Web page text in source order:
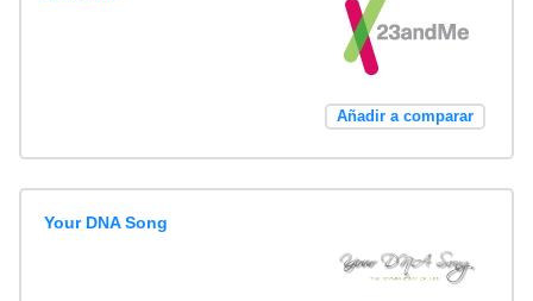
Añadir a comparar
Your DNA Song